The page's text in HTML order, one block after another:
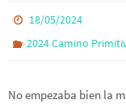
18/05/2024
2024 Camino
No empezaba bien la